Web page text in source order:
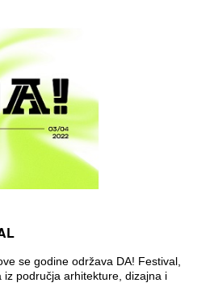
se godine održava DA! Festival,
područja arhitekture, dizajna i